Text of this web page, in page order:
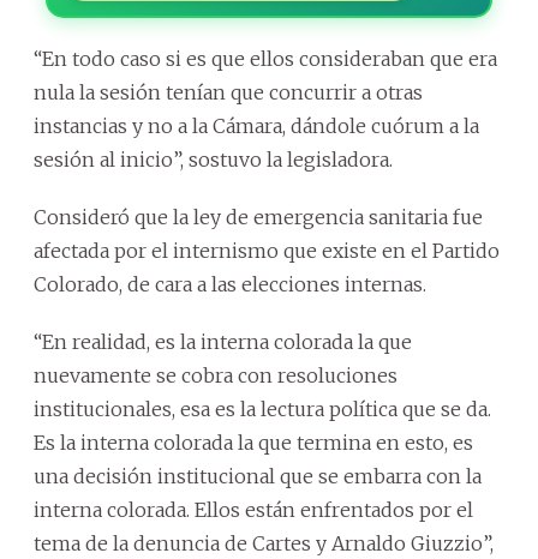
“En todo caso si es que ellos consideraban que era
nula la sesión tenían que concurrir a otras
instancias y no a la Cámara, dándole cuórum a la
sesión al inicio”, sostuvo la legisladora.
Consideró que la ley de emergencia sanitaria fue
afectada por el internismo que existe en el Partido
Colorado, de cara a las elecciones internas.
“En realidad, es la interna colorada la que
nuevamente se cobra con resoluciones
institucionales, esa es la lectura política que se da.
Es la interna colorada la que termina en esto, es
una decisión institucional que se embarra con la
interna colorada. Ellos están enfrentados por el
tema de la denuncia de Cartes y Arnaldo Giuzzio”,